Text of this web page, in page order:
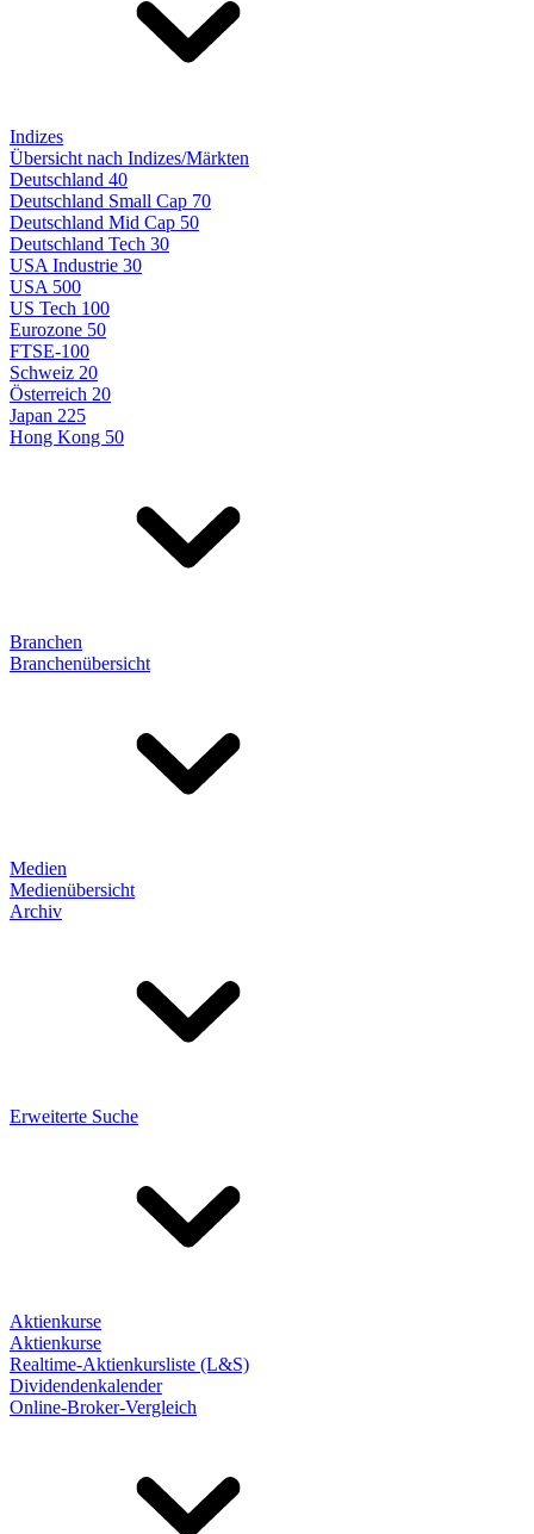
Indizes
Übersicht nach Indizes/Märkten
Deutschland 40
Deutschland Small Cap 70
Deutschland Mid Cap 50
Deutschland Tech 30
USA Industrie 30
USA 500
US Tech 100
Eurozone 50
FTSE-100
Schweiz 20
Österreich 20
Japan 225
Hong Kong 50
Branchen
Branchenübersicht
Medien
Medienübersicht
Archiv
Erweiterte Suche
Aktienkurse
Aktienkurse
Realtime-Aktienkursliste (L&S)
Dividendenkalender
Online-Broker-Vergleich